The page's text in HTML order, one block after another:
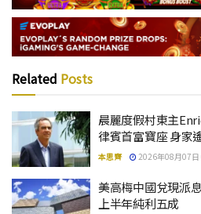
Related Posts
晨麗度假村東主
律賓首富寶座 身家
本思齊 2026年08月07
美高梅中國兌現派
上半年純利五成